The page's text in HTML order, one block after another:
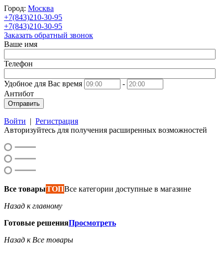
Город: Москва
+7(843)210-30-95
+7(843)210-30-95
Заказать обратный звонок
Ваше имя
Телефон
Удобное для Вас время
-
Антибот
Отправить
Войти | Регистрация
Авторизуйтесь для получения расширенных возможностей
Все товарыТОПВсе категории доступные в магазине
Назад к главному
Готовые решенияПросмотреть
Назад к Все товары